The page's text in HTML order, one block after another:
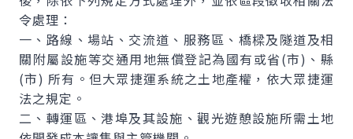
令處理：
一、路線、場站、交流道、服務區、橋樑及隧道及相
關附屬設施等交通用地無償登記為國有或省(市)、縣
(市) 所有。但大眾捷運系統之土地產權，依大眾捷運
法之規定。
二、轉運區、港埠及其設施、觀光遊憩設施所需土地